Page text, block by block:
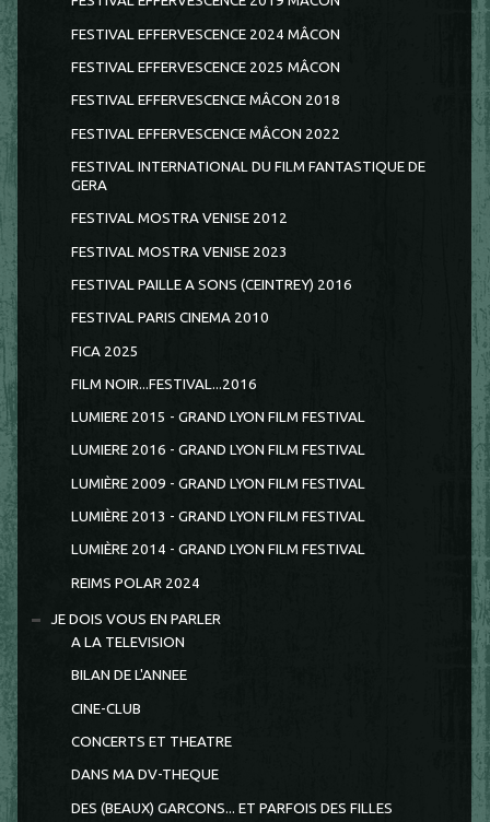
FESTIVAL EFFERVESCENCE 2024 MÂCON
FESTIVAL EFFERVESCENCE 2025 MÂCON
FESTIVAL EFFERVESCENCE MÂCON 2018
FESTIVAL EFFERVESCENCE MÂCON 2022
FESTIVAL INTERNATIONAL DU FILM FANTASTIQUE DE
GERA
FESTIVAL MOSTRA VENISE 2012
FESTIVAL MOSTRA VENISE 2023
FESTIVAL PAILLE A SONS (CEINTREY) 2016
FESTIVAL PARIS CINEMA 2010
FICA 2025
FILM NOIR...FESTIVAL...2016
LUMIERE 2015 - GRAND LYON FILM FESTIVAL
LUMIERE 2016 - GRAND LYON FILM FESTIVAL
LUMIÈRE 2009 - GRAND LYON FILM FESTIVAL
LUMIÈRE 2013 - GRAND LYON FILM FESTIVAL
LUMIÈRE 2014 - GRAND LYON FILM FESTIVAL
REIMS POLAR 2024
JE DOIS VOUS EN PARLER
A LA TELEVISION
BILAN DE L'ANNEE
CINE-CLUB
CONCERTS ET THEATRE
DANS MA DV-THEQUE
DES (BEAUX) GARCONS... ET PARFOIS DES FILLES